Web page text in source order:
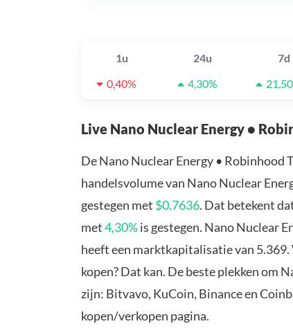
1u 24u 7d
0,40%
4,30%
Live Nano Nuclear Energy •
De Nano Nuclear Energy • Robinhood
handelsvolume van Nano Nuclear
gestegen met $0,7636. Dat betekent
met4,30%is gestegen. Nano Nuclear
heeft een marktkapitalisatie van
kopen? Dat kan. De beste plekken om
zijn: Bitvavo, KuCoin, Binance en
kopen/verkopen pagina.